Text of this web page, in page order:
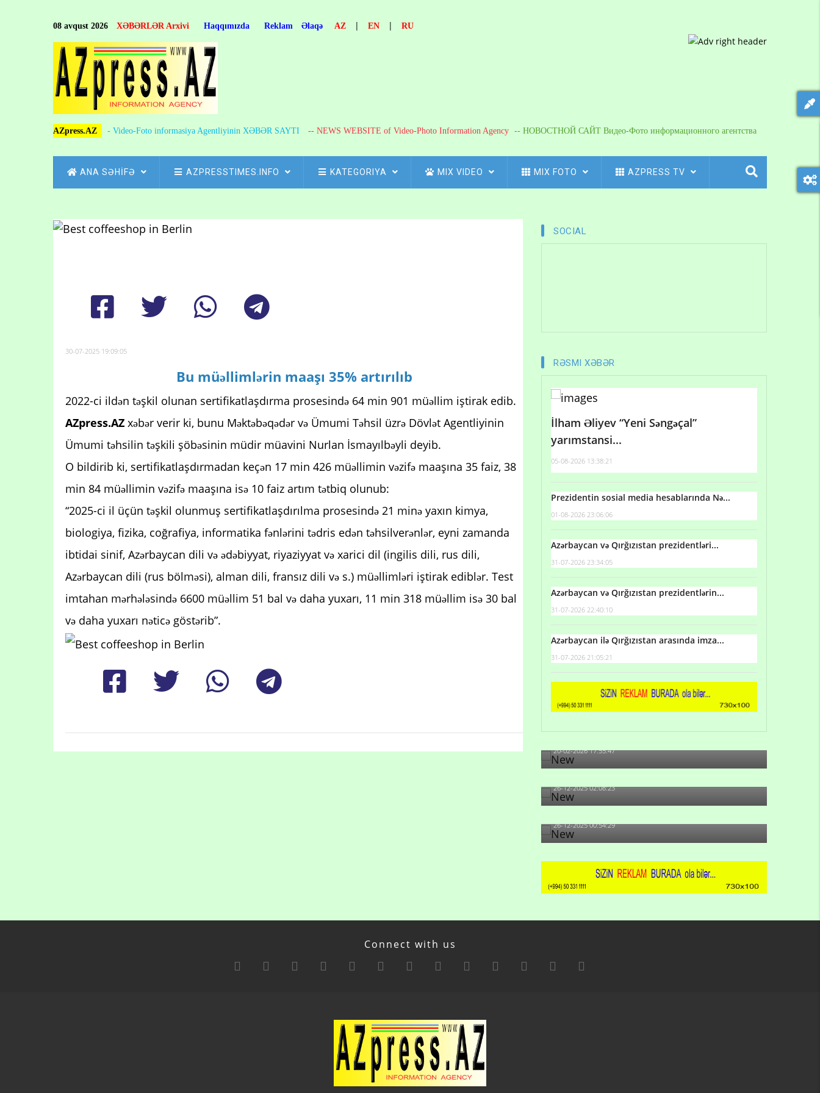
08 avqust 2026 XƏBƏRLƏR Arxivi Haqqımızda Reklam Əlaqə AZ | EN | RU
AZpress.AZ - Video-Foto informasiya Agentliyinin XƏBƏR SAYTI -- NEWS WEBSITE of Video-Photo Information Agency -- НОВОСТНОЙ САЙТ Видео-Фото информационного агентства
MAIN
NAVIGATION
ANA SƏHİFƏ AZPRESSTIMES.INFO KATEGORIYA MIX VIDEO MIX FOTO AZPRESS TV
Breadcrumb
30-07-2025 19:09:05
Bu müəllimlərin maaşı 35% artırılıb
2022-ci ildən təşkil olunan sertifikatlaşdırma prosesində 64 min 901 müəllim iştirak edib.
AZpress.AZ xəbər verir ki, bunu Məktəbəqədər və Ümumi Təhsil üzrə Dövlət Agentliyinin
Ümumi təhsilin təşkili şöbəsinin müdir müavini Nurlan İsmayılbəyli deyib.
O bildirib ki, sertifikatlaşdırmadan keçən 17 min 426 müəllimin vəzifə maaşına 35 faiz, 38
min 84 müəllimin vəzifə maaşına isə 10 faiz artım tətbiq olunub:
“2025-ci il üçün təşkil olunmuş sertifikatlaşdırılma prosesində 21 minə yaxın kimya,
biologiya, fizika, coğrafiya, informatika fənlərini tədris edən təhsilverənlər, eyni zamanda
ibtidai sinif, Azərbaycan dili və ədəbiyyat, riyaziyyat və xarici dil (ingilis dili, rus dili,
Azərbaycan dili (rus bölməsi), alman dili, fransız dili və s.) müəllimləri iştirak ediblər. Test
imtahan mərhələsində 6600 müəllim 51 bal və daha yuxarı, 11 min 318 müəllim isə 30 bal
və daha yuxarı nəticə göstərib”.
SOCIAL
RƏSMI XƏBƏR
İlham Əliyev “Yeni Səngəçal”
yarımstansi...
05-08-2026 13:38:21
Prezidentin sosial media hesablarında Nə...
01-08-2026 23:06:06
Azərbaycan və Qırğızıstan prezidentləri...
31-07-2026 23:34:05
Azərbaycan və Qırğızıstan prezidentlərin...
31-07-2026 22:40:10
Azərbaycan ilə Qırğızıstan arasında imza...
31-07-2026 21:05:21
artıb?
20-02-2026 17:55:47
Məni bura NAZİR GÖNDƏRİB - 1937-ci ildən
fəaliyyətdə olan və...
26-12-2025 02:08:23
-Ay qız, sən məhkəməni udmayacaqsan... Sən
bilirsən də, məni...
26-12-2025 00:54:29
Connect with us